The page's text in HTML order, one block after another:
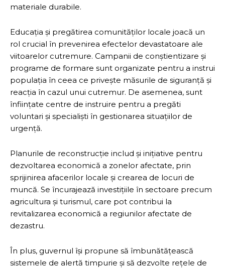
materiale durabile.
Educația și pregătirea comunităților locale joacă un
rol crucial în prevenirea efectelor devastatoare ale
viitoarelor cutremure. Campanii de conștientizare și
programe de formare sunt organizate pentru a instrui
populația în ceea ce privește măsurile de siguranță și
reacția în cazul unui cutremur. De asemenea, sunt
înființate centre de instruire pentru a pregăti
voluntari și specialiști în gestionarea situațiilor de
urgență.
Planurile de reconstrucție includ și inițiative pentru
dezvoltarea economică a zonelor afectate, prin
sprijinirea afacerilor locale și crearea de locuri de
muncă. Se încurajează investițiile în sectoare precum
agricultura și turismul, care pot contribui la
revitalizarea economică a regiunilor afectate de
dezastru.
În plus, guvernul își propune să îmbunătățească
sistemele de alertă timpurie și să dezvolte rețele de